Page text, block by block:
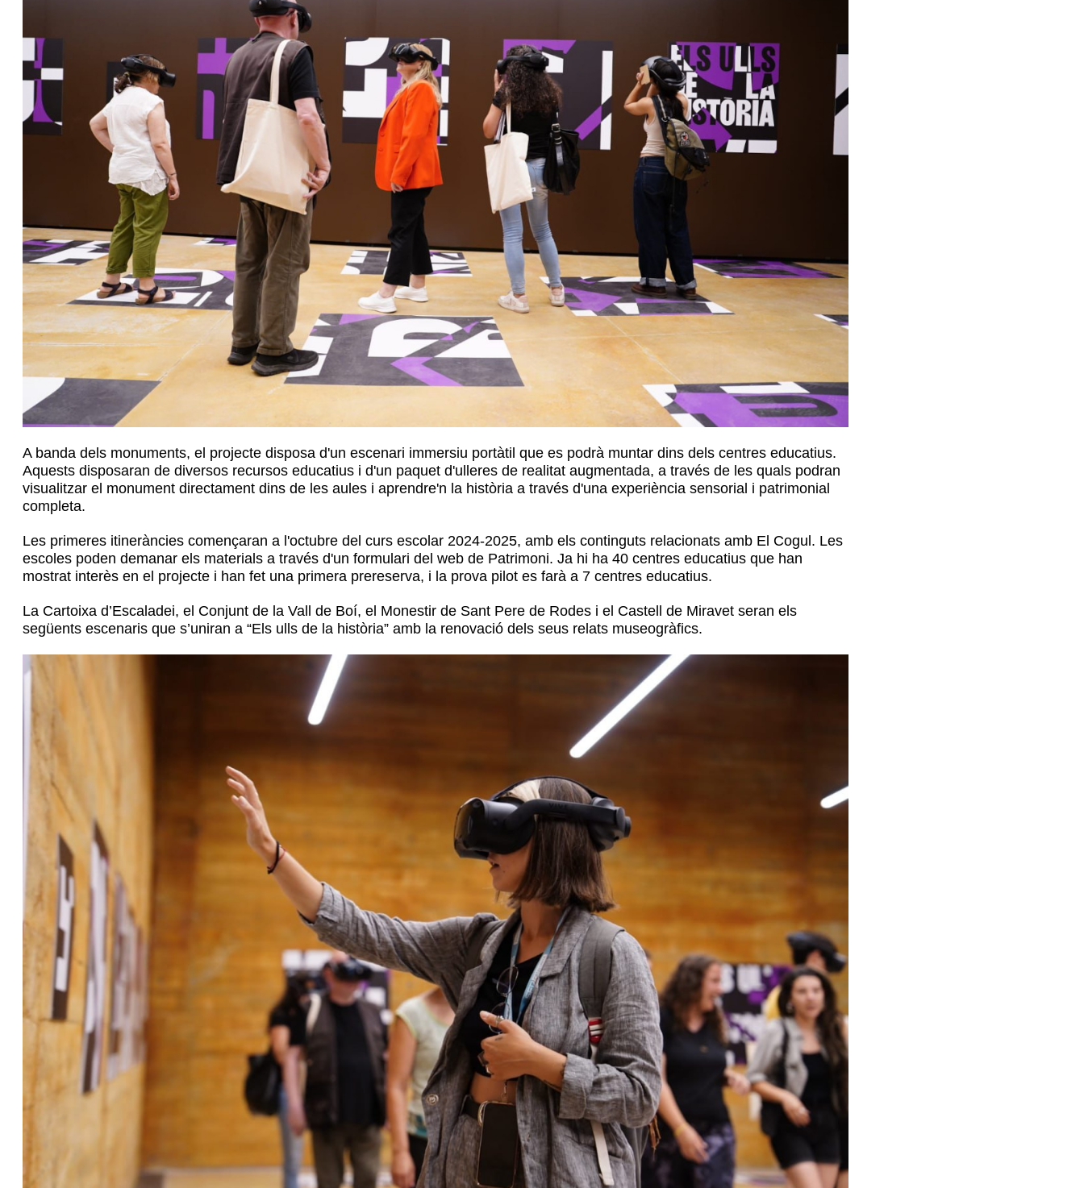
A banda dels monuments, el projecte disposa d'un escenari immersiu portàtil que es podrà muntar dins dels centres educatius.
Aquests disposaran de diversos recursos educatius i d'un paquet d'ulleres de realitat augmentada, a través de les quals podran
visualitzar el monument directament dins de les aules i aprendre'n la història a través d'una experiència sensorial i patrimonial
completa.
Les primeres itineràncies començaran a l'octubre del curs escolar 2024-2025, amb els continguts relacionats amb El Cogul. Les
escoles poden demanar els materials a través d'un formulari del web de Patrimoni. Ja hi ha 40 centres educatius que han
mostrat interès en el projecte i han fet una primera prereserva, i la prova pilot es farà a 7 centres educatius.
La Cartoixa d’Escaladei, el Conjunt de la Vall de Boí, el Monestir de Sant Pere de Rodes i el Castell de Miravet seran els
següents escenaris que s’uniran a “Els ulls de la història” amb la renovació dels seus relats museogràfics.